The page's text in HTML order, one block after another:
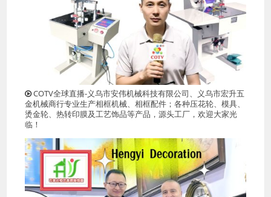
COTV全球直播-义乌市安伟机械科技有限公司、义乌市宏升五
金机械商行专业生产相框机械、相框配件；各种压花轮、模具、
烫金轮、热转印膜及工艺饰品等产品，源头工厂，欢迎大家光
临！